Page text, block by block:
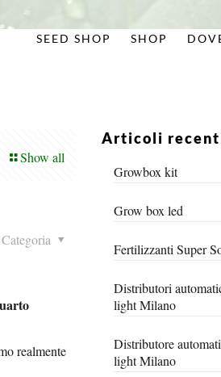
SEED SHOP SHOP
Show all
Categoria
realmente
Articoli
Growbox kit
Grow box led
Fertilizzanti Super
Distributori
light Milano
Distributore
light Milano